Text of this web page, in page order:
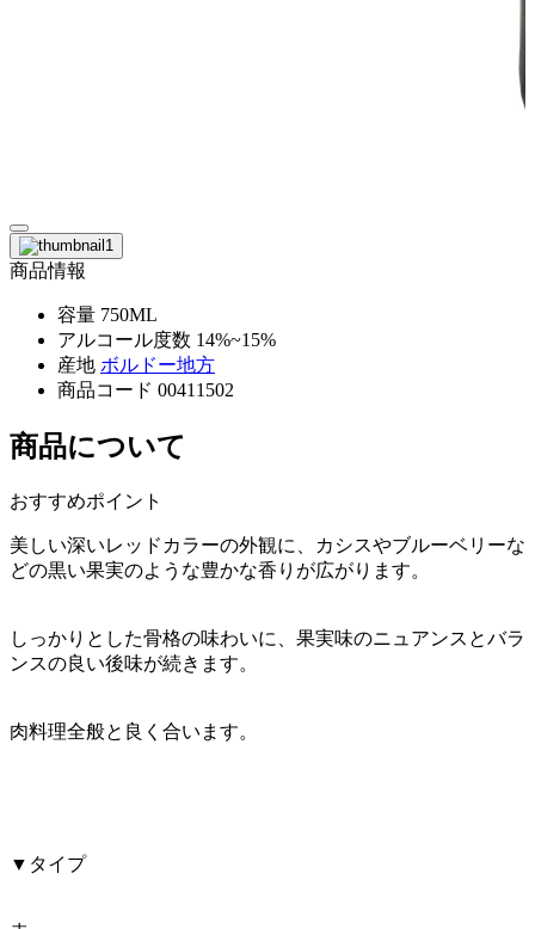
商品情報
容量 750ML
アルコール度数 14%~15%
産地 ボルドー地方
商品コード 00411502
商品について
おすすめポイント
美しい深いレッドカラーの外観に、カシスやブルーベリーな
どの黒い果実のような豊かな香りが広がります。
しっかりとした骨格の味わいに、果実味のニュアンスとバラ
ンスの良い後味が続きます。
肉料理全般と良く合います。
▼タイプ